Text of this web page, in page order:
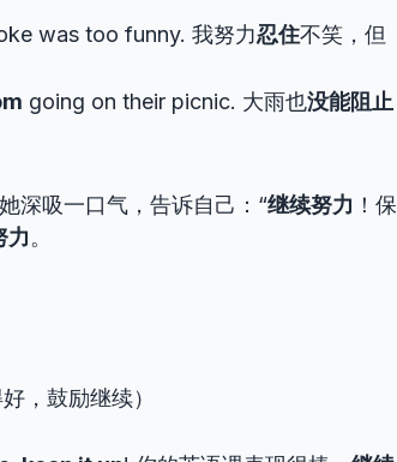
was too funny. 我努力忍住不笑，但
going on their picnic. 大雨也没能阻止
深吸一口气，告诉自己：“继续努力 ！保
力。
，鼓励继续）